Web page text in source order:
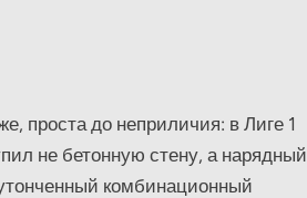
проста до неприличия: в Лиге 1
не бетонную стену, а нарядный
комбинационный